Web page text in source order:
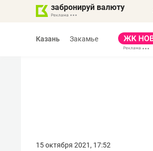
забронируй валюту
Казань Закамье
15 октября 2021, 17:52